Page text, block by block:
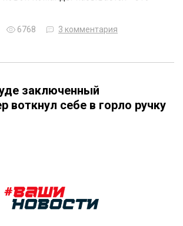
6768 3 комментария
заключенный
воткнул себе в горло ручку